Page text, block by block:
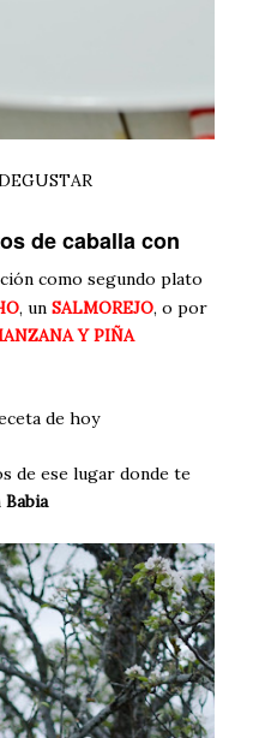
de caballa con
como segundo plato
, un SALMOREJO, o por
Y PIÑA
de hoy
de ese lugar donde te
Babia